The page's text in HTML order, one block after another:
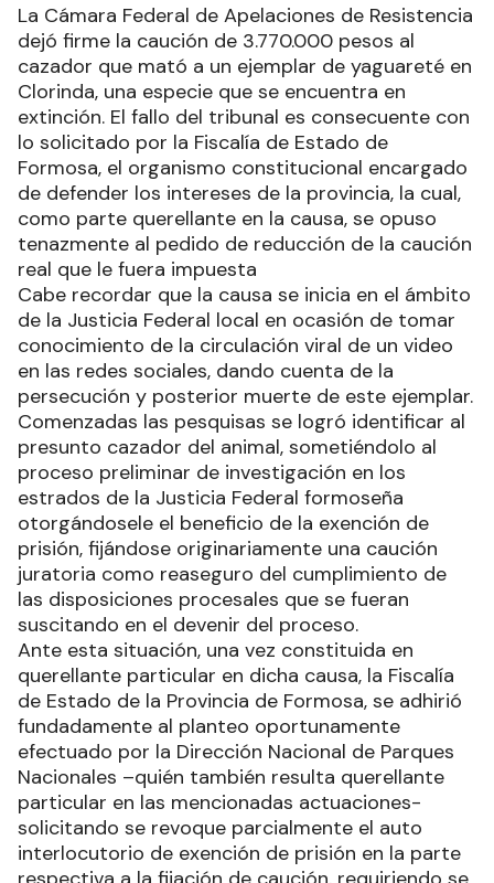
La Cámara Federal de Apelaciones de Resistencia
dejó firme la caución de 3.770.000 pesos al
cazador que mató a un ejemplar de yaguareté en
Clorinda, una especie que se encuentra en
extinción. El fallo del tribunal es consecuente con
lo solicitado por la Fiscalía de Estado de
Formosa, el organismo constitucional encargado
de defender los intereses de la provincia, la cual,
como parte querellante en la causa, se opuso
tenazmente al pedido de reducción de la caución
real que le fuera impuesta
Cabe recordar que la causa se inicia en el ámbito
de la Justicia Federal local en ocasión de tomar
conocimiento de la circulación viral de un video
en las redes sociales, dando cuenta de la
persecución y posterior muerte de este ejemplar.
Comenzadas las pesquisas se logró identificar al
presunto cazador del animal, sometiéndolo al
proceso preliminar de investigación en los
estrados de la Justicia Federal formoseña
otorgándosele el beneficio de la exención de
prisión, fijándose originariamente una caución
juratoria como reaseguro del cumplimiento de
las disposiciones procesales que se fueran
suscitando en el devenir del proceso.
Ante esta situación, una vez constituida en
querellante particular en dicha causa, la Fiscalía
de Estado de la Provincia de Formosa, se adhirió
fundadamente al planteo oportunamente
efectuado por la Dirección Nacional de Parques
Nacionales –quién también resulta querellante
particular en las mencionadas actuaciones-
solicitando se revoque parcialmente el auto
interlocutorio de exención de prisión en la parte